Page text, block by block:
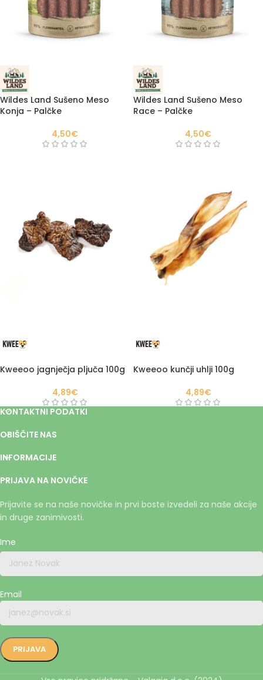
Wildes Land Sušeno Meso
Konja – Palčke
4,50€
Wildes Land Sušeno Meso
Race – Palčke
4,50€
Kweeoo jagnječja pljuča 100g
4,89€
Kweeoo kunčji uhlji 100g
4,89€
KONTAKTNI PODATKI
OBIŠČITE NAS
INFORMACIJE
PRIJAVA NA NOVIČKE
Prijavite se na naše novičke in prvi boste izvedeli za naše akcije
in druge zanimivosti.
Ime
Email